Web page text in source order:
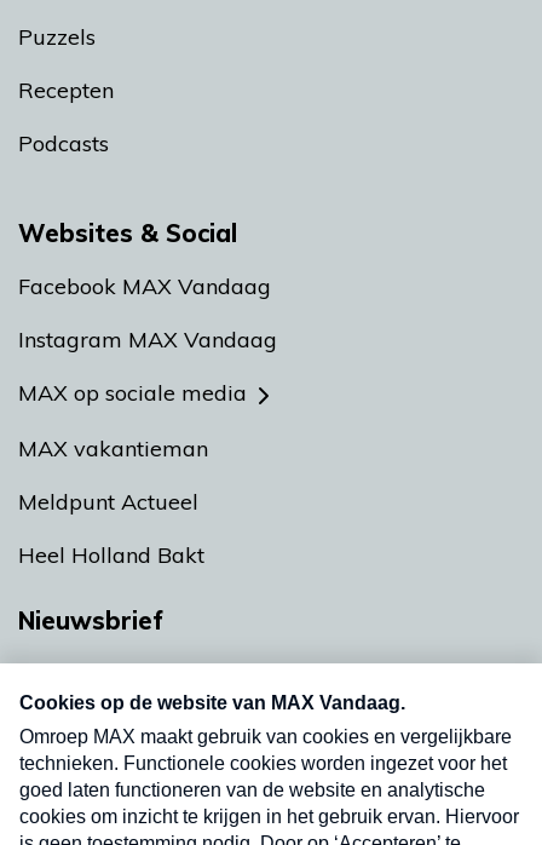
Puzzels
Recepten
Podcasts
Websites & Social
Facebook MAX Vandaag
Instagram MAX Vandaag
MAX op sociale media
MAX vakantieman
Meldpunt Actueel
Heel Holland Bakt
Nieuwsbrief
nieuwsbrief. Elke vrijdag- en dinsdagochtend in
uw mailbox.
Verzend